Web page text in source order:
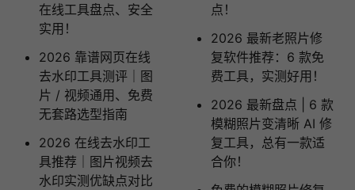
在线工具盘点、安全
实用！
2026 靠谱网页在线
去水印工具测评｜图
片 / 视频通用、免费
无套路选型指南
2026 在线去水印工
具推荐｜图片视频去
水印实测优缺点对比
点！
2026 最新老照片修
复软件推荐：6 款免
费工具，实测好用！
2026 最新盘点 | 6 款
模糊照片变清晰 AI 修
复工具，总有一款适
合你！